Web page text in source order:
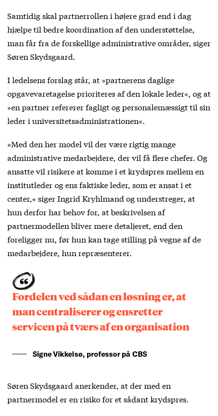
Samtidig skal partnerrollen i højere grad end i dag
hjælpe til bedre koordination af den understøttelse,
man får fra de forskellige administrative områder, siger
Søren Skydsgaard.
I ledelsens forslag står, at »partnerens daglige
opgavevaretagelse prioriteres af den lokale leder«, og at
»en partner refererer fagligt og personalemæssigt til sin
leder i universitetsadministrationen«.
»Med den her model vil der være rigtig mange
administrative medarbejdere, der vil få flere chefer. Og
ansatte vil risikere at komme i et krydspres mellem en
institutleder og ens faktiske leder, som er ansat i et
center,« siger Ingrid Kryhlmand og understreger, at
hun derfor har behov for, at beskrivelsen af
partnermodellen bliver mere detaljeret, end den
foreligger nu, før hun kan tage stilling på vegne af de
medarbejdere, hun repræsenterer.
Fordelen ved sådan en løsning er, at
man centraliserer og ensretter
servicen på tværs af en organisation
Signe Vikkelsø, professor på CBS
Søren Skydsgaard anerkender, at der med en
partnermodel er en risiko for et sådant krydspres.